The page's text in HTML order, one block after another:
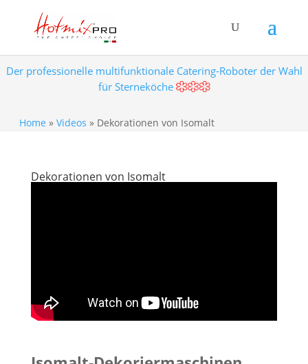
Der professionelle multifunktionale Catering-Roboter der Wahl
für Sterneköche
Home » Videos » Dekorationen von Isomalt
Dekorationen von Isomalt